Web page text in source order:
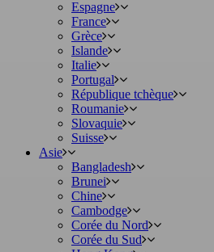
Espagne
France
Grèce
Islande
Italie
Portugal
République tchèque
Roumanie
Slovaquie
Suisse
Asie
Bangladesh
Brunei
Chine
Cambodge
Corée du Nord
Corée du Sud